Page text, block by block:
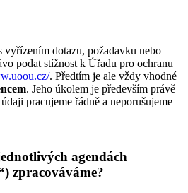
vyřízením dotazu, požadavku nebo
podat stížnost k Úřadu pro ochranu
. Předtím je ale vždy vhodné
. Jeho úkolem je především právě
pracujeme řádně a neporušujeme
agendách
zpracováváme?